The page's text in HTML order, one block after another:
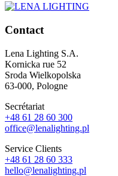
Contact
Lena Lighting S.A.
Kornicka rue 52
Sroda Wielkopolska
63-000, Pologne
Secrétariat
+48 61 28 60 300
office@lenalighting.pl
Service Clients
+48 61 28 60 333
hello@lenalighting.pl